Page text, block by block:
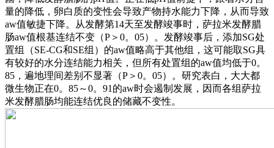
量的降低，卵白质的变性会导致产物持水能力下降，从而导致
aw值敏捷下降。从发酵第14天至发酵竣事时，萨拉米发酵腊
肠aw值根基连结不变（P＞0。05）。发酵竣事后，添加SG处
置组（SE-CG和SE组）的aw值略高于其他组，这可能取SG具
有较好的水分连结能力相关，但所有处置组的aw值均低于0。
85，遍地理间差别不显著（P＞0。05）。研究表白，大大都
微生物正在0。85～0。91的aw时会遏制发展，因而各组萨拉
米发酵腊肠均能连结优良的储藏不变性。